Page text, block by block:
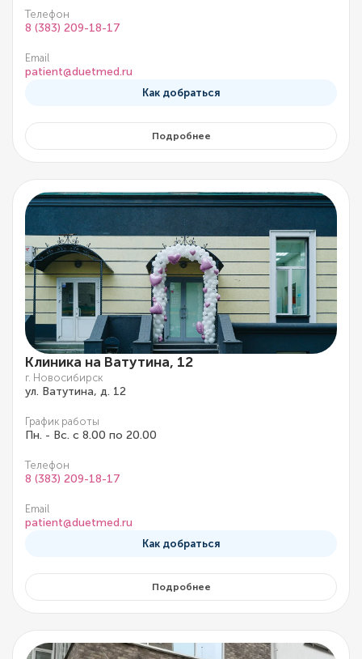
Телефон
8 (383) 209-18-17
Email
patient@duetmed.ru
Как добраться
Подробнее
Клиника на Ватутина, 12
г. Новосибирск
ул. Ватутина, д. 12
График работы
Пн. - Вс. с 8.00 по 20.00
Телефон
8 (383) 209-18-17
Email
patient@duetmed.ru
Как добраться
Подробнее